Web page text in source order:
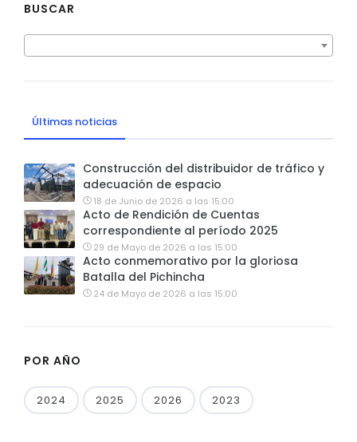
BUSCAR
Últimas noticias
Construcción del distribuidor de tráfico y
adecuación de espacio
18 de Junio de 2026 a las 15:00
Acto de Rendición de Cuentas
correspondiente al período 2025
29 de Mayo de 2026 a las 15:00
Acto conmemorativo por la gloriosa
Batalla del Pichincha
24 de Mayo de 2026 a las 15:00
POR AÑO
2024 2025 2026 2023